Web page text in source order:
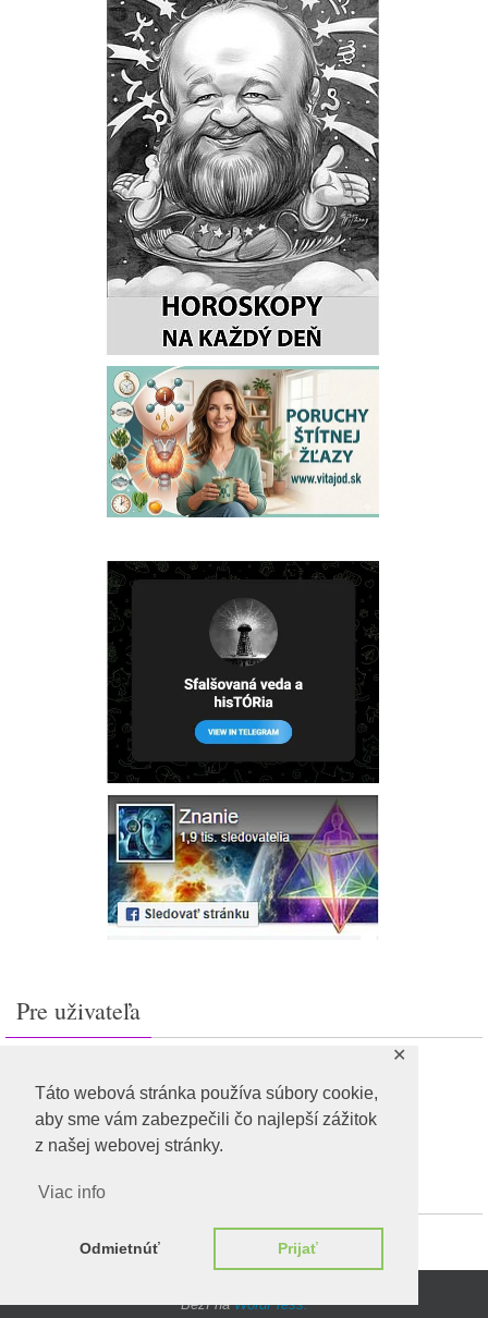
Táto webová stránka používa súbory cookie,
aby sme vám zabezpečili čo najlepší zážitok
z našej webovej stránky.
Viac info
Odmietnúť Prijať
✕
Pre uživateľa
Feed záznamov
RSS feed komentárov
WordPress.org
Beží naWordPress.